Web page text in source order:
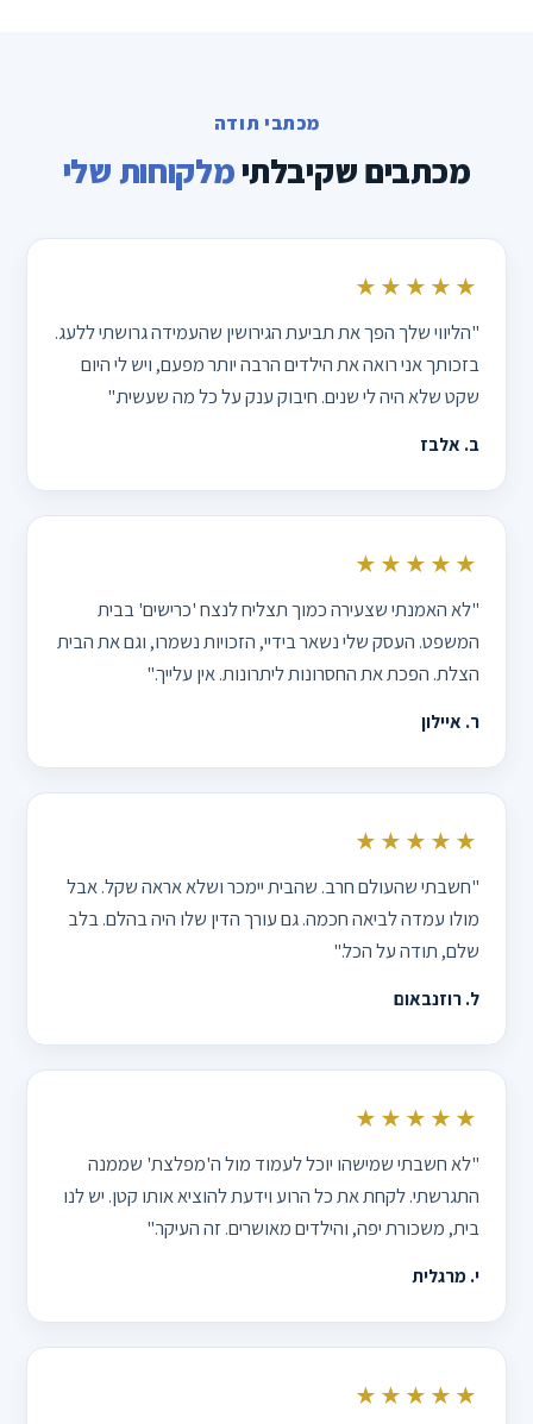
מכתבי תודה
מכתבים שקיבלתימלקוחות שלי
★★★★★
"הליווי שלך הפך את תביעת הגירושין שהעמידה גרושתי ללעג.
בזכותך אני רואה את הילדים הרבה יותר מפעם, ויש לי היום
שקט שלא היה לי שנים. חיבוק ענק על כל מה שעשית."
ב. אלבז
★★★★★
"לא האמנתי שצעירה כמוך תצליח לנצח 'כרישים' בבית
המשפט. העסק שלי נשאר בידיי, הזכויות נשמרו, וגם את הבית
הצלת. הפכת את החסרונות ליתרונות. אין עלייך."
ר. איילון
★★★★★
"חשבתי שהעולם חרב. שהבית יימכר ושלא אראה שקל. אבל
מולו עמדה לביאה חכמה. גם עורך הדין שלו היה בהלם. בלב
שלם, תודה על הכל."
ל. רוזנבאום
★★★★★
"לא חשבתי שמישהו יוכל לעמוד מול ה'מפלצת' שממנה
התגרשתי. לקחת את כל הרוע וידעת להוציא אותו קטן. יש לנו
בית, משכורת יפה, והילדים מאושרים. זה העיקר."
י. מרגלית
★★★★★